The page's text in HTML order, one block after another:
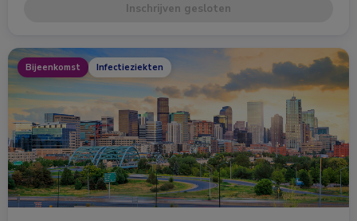
Inschrijven gesloten
Bijeenkomst Infectieziekten